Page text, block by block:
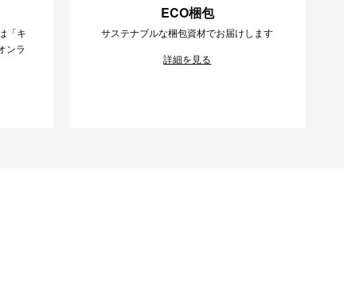
「キ
ンラ
ECO梱包
サステナブルな梱包資材でお届けします
詳細を見る